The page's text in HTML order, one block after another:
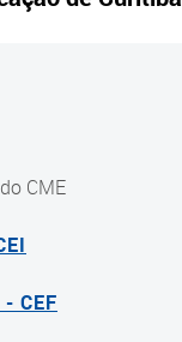
CME
CEF